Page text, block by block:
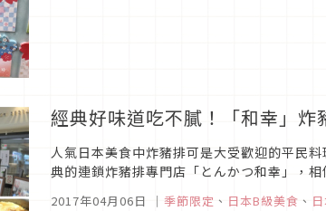
經典好味道吃不膩！「和幸」炸
人氣日本美食中炸豬排可是大受歡迎的平民
典的連鎖炸豬排專門店「とんかつ和幸」，
2017年04月06日 ｜ 季節限定 、 日本B級美食 、